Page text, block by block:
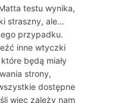
testu wynika,
straszny, ale…
przypadku.
inne wtyczki
będą miały
strony,
dostępne
więc zależy nam